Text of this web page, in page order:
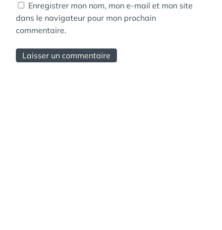
Enregistrer mon nom, mon e-mail et mon site
dans le navigateur pour mon prochain
commentaire.